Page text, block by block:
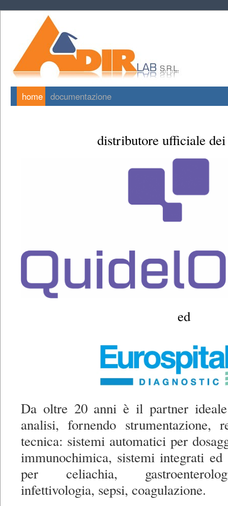
home documentazione
distributore ufficiale
ed
Da oltre 20 anni è il partner
analisi, fornendo strumentazione,
tecnica: sistemi automatici per
immunochimica, sistemi integrati ed
per celiachia,
infettivologia, sepsi, coagulazione.